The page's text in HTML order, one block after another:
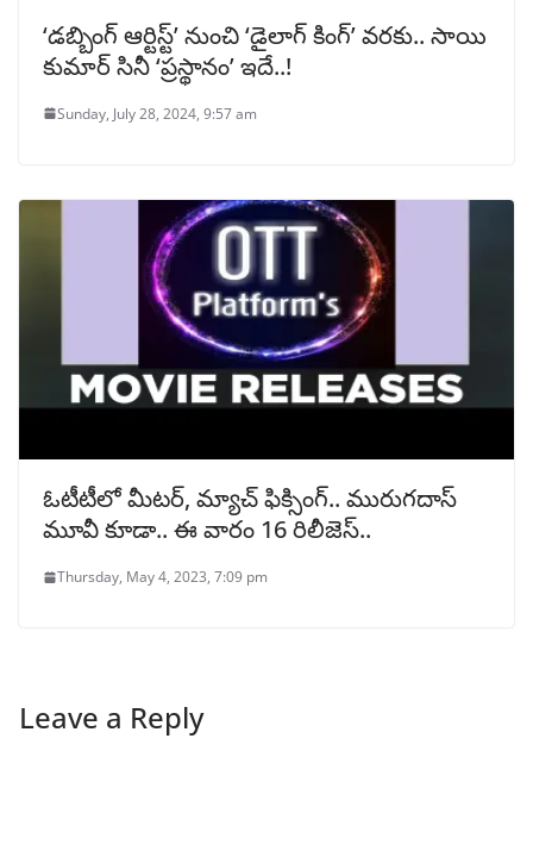
‘డబ్బింగ్ ఆర్టిస్ట్’ నుంచి ‘డైలాగ్ కింగ్’ వరకు.. సాయి
కుమార్ సినీ ‘ప్రస్థానం’ ఇదే..!
Sunday, July 28, 2024, 9:57 am
ఓటీటీలో మీటర్, మ్యాచ్ ఫిక్సింగ్.. మురుగదాస్
మూవీ కూడా.. ఈ వారం 16 రిలీజెస్..
Thursday, May 4, 2023, 7:09 pm
Leave a Reply